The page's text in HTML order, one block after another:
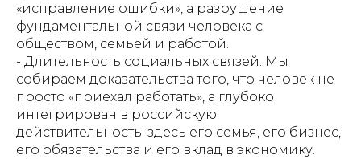
«исправление ошибки», а разрушение
фундаментальной связи человека с
обществом, семьей и работой.
- Длительность социальных связей. Мы
собираем доказательства того, что человек не
просто «приехал работать», а глубоко
интегрирован в российскую
действительность: здесь его семья, его бизнес,
его обязательства и его вклад в экономику.